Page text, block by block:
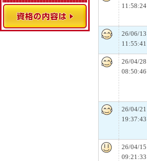
11:58:24
26/06/13
11:55:41
26/04/28
08:50:46
26/04/21
19:37:43
26/04/15
09:21:33